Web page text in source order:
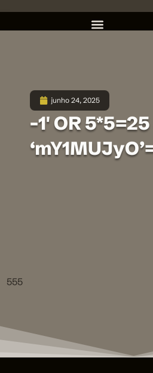
junho 24, 2025
-1′ OR
555